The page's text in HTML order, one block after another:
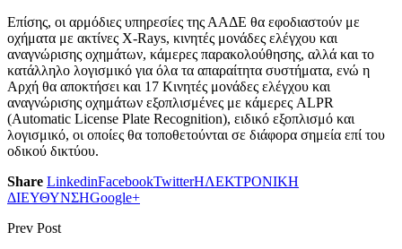
Επίσης, οι αρμόδιες υπηρεσίες της ΑΑΔΕ θα εφοδιαστούν με
οχήματα με ακτίνες X-Rays, κινητές μονάδες ελέγχου και
αναγνώρισης οχημάτων, κάμερες παρακολούθησης, αλλά και το
κατάλληλο λογισμικό για όλα τα απαραίτητα συστήματα, ενώ η
Αρχή θα αποκτήσει και 17 Κινητές μονάδες ελέγχου και
αναγνώρισης οχημάτων εξοπλισμένες με κάμερες ALPR
(Automatic License Plate Recognition), ειδικό εξοπλισμό και
λογισμικό, οι οποίες θα τοποθετούνται σε διάφορα σημεία επί του
οδικού δικτύου.
Share LinkedinFacebookTwitterΗΛΕΚΤΡΟΝΙΚΗ
ΔΙΕΥΘΥΝΣΗGoogle+
Prev Post